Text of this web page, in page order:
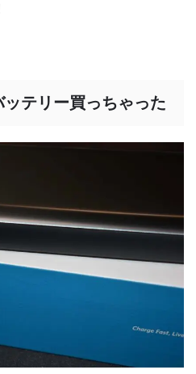
テリー買っちゃった